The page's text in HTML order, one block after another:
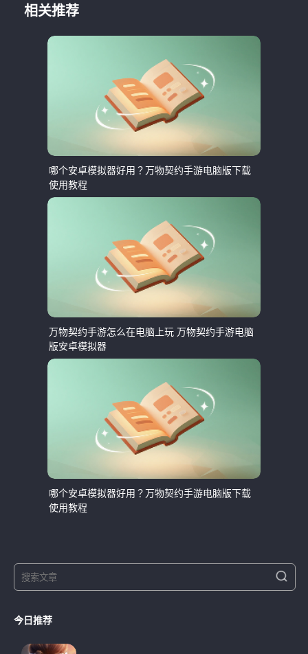
相关推荐
哪个安卓模拟器好用？万物契约手游电脑版下载
使用教程
万物契约手游怎么在电脑上玩 万物契约手游电脑
版安卓模拟器
哪个安卓模拟器好用？万物契约手游电脑版下载
使用教程
e
r
S
e
今日推荐